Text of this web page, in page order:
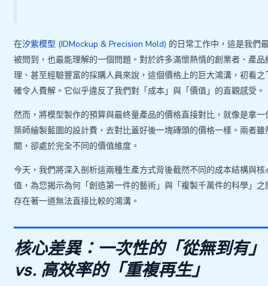
在汐紫模型 (IDMockup & Precision Mold) 的日常工作中，這是我們
被問到，也最能理解的一個問題。對於許多滿懷熱情的創業者、產品
理、甚至經驗豐富的採購人員來說，這個價格上的巨大鴻溝，初看之
確令人費解。它似乎違反了我們對「成本」與「價值」的直觀感受。
然而，將模型製作的預算與最終量產品的價格直接對比，就像是拿一
築師繪製藍圖的設計費，去對比蓋好後一塊磚頭的價格一樣。兩者雖
關，卻處於完全不同的價值維度。
今天，我們將深入剖析這兩種生產方式背後截然不同的成本結構與核
值，為您揭示為何「創造第一件的藝術」與「複製千萬件的科學」之
存在著一道無法直接比較的鴻溝。
核心差異：一次性的「從無到有」
vs. 高效率的「重複再生」